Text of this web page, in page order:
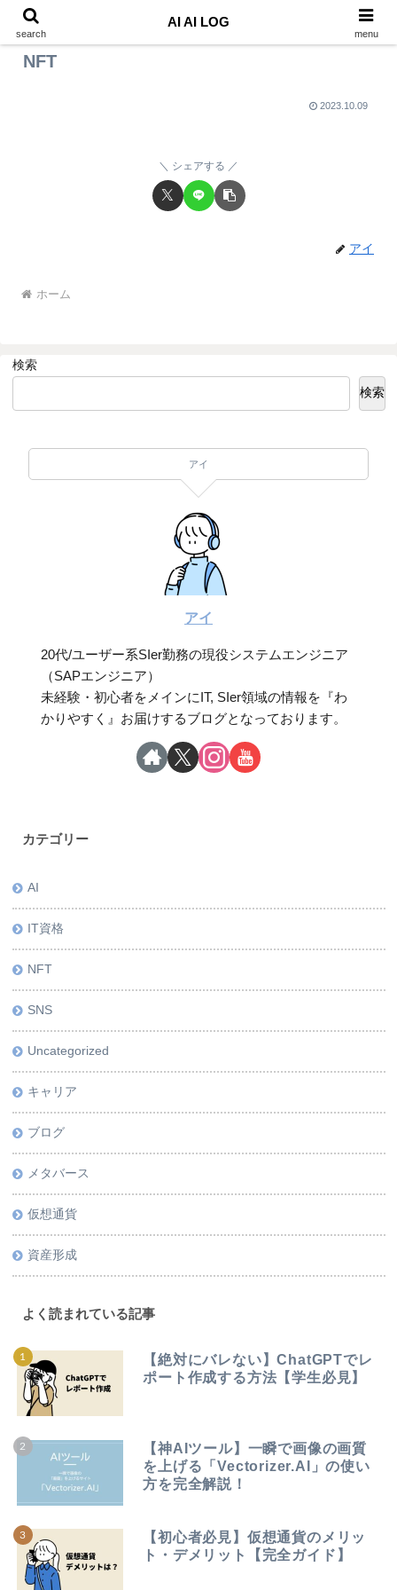
NFT
2023.10.09
シェアする
アイ
ホーム
検索
検索
アイ
アイ
20代/ユーザー系SIer勤務の現役システムエンジニア
（SAPエンジニア）
未経験・初心者をメインにIT, SIer領域の情報を『わ
かりやすく』お届けするブログとなっております。
カテゴリー
AI
IT資格
NFT
SNS
Uncategorized
キャリア
ブログ
メタバース
仮想通貨
資産形成
よく読まれている記事
【絶対にバレない】ChatGPTでレ
ポート作成する方法【学生必見】
【神AIツール】一瞬で画像の画質
を上げる「Vectorizer.AI」の使い
方を完全解説！
【初心者必見】仮想通貨のメリッ
ト・デメリット【完全ガイド】
search
AI AI LOG
menu